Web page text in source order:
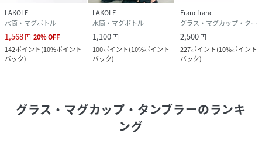
LAKOLE
水筒・マグボトル
1,568円 20%OFF
142ポイント(10%ポイント
バック)
LAKOLE
水筒・マグボトル
1,100円
100ポイント(10%ポイント
バック)
Francfranc
グラス・マグカップ・タンブラー
2,500円
227ポイント(10%ポイント
バック)
グラス・マグカップ・タンブラーのランキ
ング